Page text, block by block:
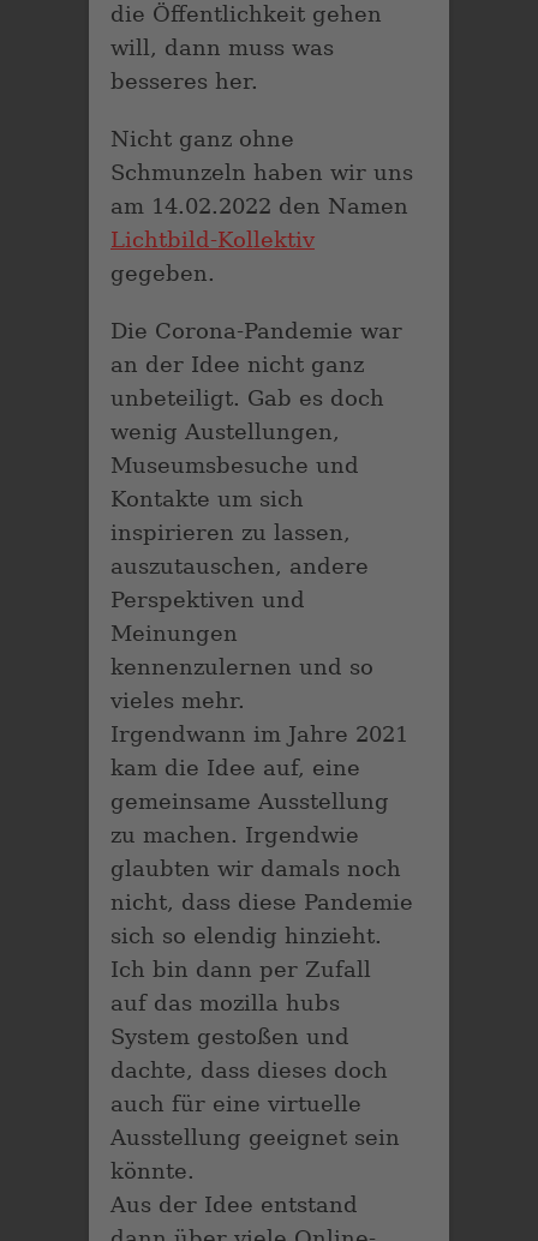
die Öffentlichkeit gehen
will, dann muss was
besseres her.
Nicht ganz ohne
Schmunzeln haben wir uns
am 14.02.2022 den Namen
Lichtbild-Kollektiv
gegeben.
Die Corona-Pandemie war
an der Idee nicht ganz
unbeteiligt. Gab es doch
wenig Austellungen,
Museumsbesuche und
Kontakte um sich
inspirieren zu lassen,
auszutauschen, andere
Perspektiven und
Meinungen
kennenzulernen und so
vieles mehr.
Irgendwann im Jahre 2021
kam die Idee auf, eine
gemeinsame Ausstellung
zu machen. Irgendwie
glaubten wir damals noch
nicht, dass diese Pandemie
sich so elendig hinzieht.
Ich bin dann per Zufall
auf das mozilla hubs
System gestoßen und
dachte, dass dieses doch
auch für eine virtuelle
Ausstellung geeignet sein
könnte.
Aus der Idee entstand